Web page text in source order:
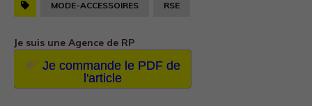
MODE-ACCESSOIRES RSE
Je suis une Agence de RP
Je commande le PDF de
l'article